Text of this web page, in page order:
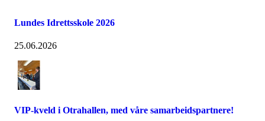
Lundes Idrettsskole 2026
25.06.2026
VIP-kveld i Otrahallen, med våre samarbeidspartnere!